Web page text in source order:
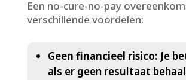
Een no-cure-no-pay
verschillende voordelen:
Geen financieel risico: Je
als er geen resultaat